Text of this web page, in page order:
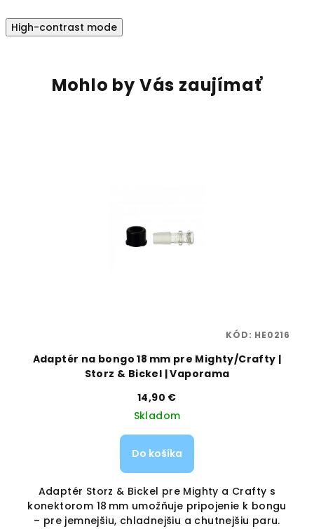
High-contrast mode
Mohlo by Vás zaujímať
Adaptér na bongo 18 mm pre Mighty/Crafty |
Storz & Bickel | Vaporama
14,90 €
Skladom
Do košíka
Adaptér Storz & Bickel pre Mighty a Crafty s
konektorom 18 mm umožňuje pripojenie k bongu
– pre jemnejšiu, chladnejšiu a chutnejšiu paru.
KÓD: HE0216